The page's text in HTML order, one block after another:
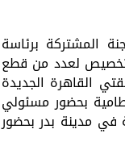
المشتركة برئاسة
تخصيص لعدد من قطع
القاهرة الجديدة
بحضور مسئولي
في مدينة بدر بحضور